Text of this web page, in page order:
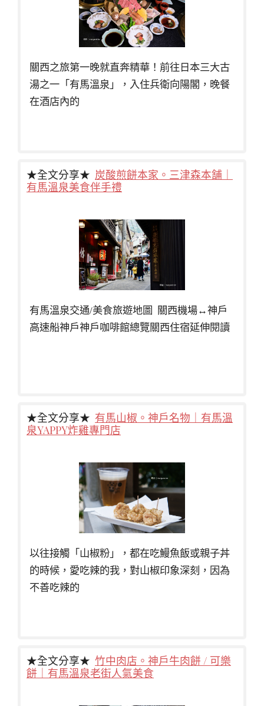
關西之旅第一晚就直奔精華！前往日本三大古
湯之一「有馬溫泉」，入住兵衛向陽閣，晚餐
在酒店內的
★全文分享★ 炭酸煎餅本家。三津森本舗｜
有馬溫泉美食伴手禮
有馬溫泉交通/美食旅遊地圖 關西機場↔神戶
高速船神戶神戶咖啡館總覽關西住宿延伸閱讀
★全文分享★ 有馬山椒。神戶名物｜有馬溫
泉YAPPY炸雞專門店
以往接觸「山椒粉」，都在吃鰻魚飯或親子丼
的時候，愛吃辣的我，對山椒印象深刻，因為
不善吃辣的
★全文分享★ 竹中肉店。神戶牛肉餅 / 可樂
餅｜有馬溫泉老街人氣美食